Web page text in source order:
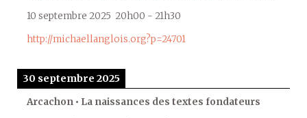
10 septembre 2025 20h00 - 21h30
http://michaellanglois.org?p=24701
30 septembre 2025
Arcachon • La naissances des textes fondateurs